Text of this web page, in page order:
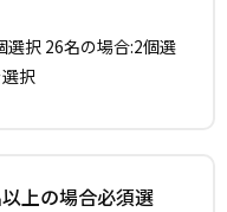
選択 26名の場合:2個選
択
上の場合必須選